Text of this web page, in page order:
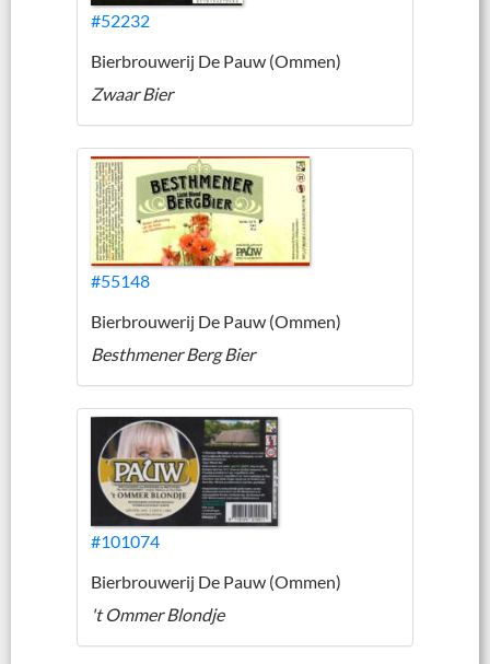
#52232
Bierbrouwerij De Pauw (Ommen)
Zwaar Bier
#55148
Bierbrouwerij De Pauw (Ommen)
Besthmener Berg Bier
#101074
Bierbrouwerij De Pauw (Ommen)
't Ommer Blondje